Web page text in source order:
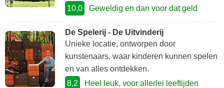
10,0
Geweldig en dan voor dat geld
De Spelerij - De Uitvinderij
Unieke locatie, ontworpen door
kunstenaars, waar kinderen kunnen spelen
en van alles ontdekken.
8,2
Heel leuk, voor allerlei leeftijden